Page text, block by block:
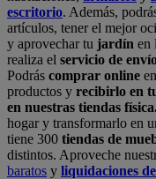
escritorio. Además,
artículos, tener el mejor
y aprovechar tu jardín en
realiza el servicio de
Podrás comprar online
productos y recibirlo en
en nuestras tiendas
hogar y transformarlo en
tiene 300 tiendas de
distintos. Aproveche
baratos y liquidaciones